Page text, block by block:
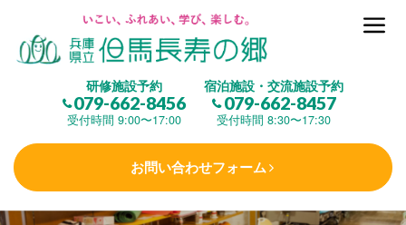
研修施設予約
079-662-8456
受付時間 9:00〜17:00
宿泊施設・交流施設予約
079-662-8457
受付時間 8:30〜17:30
お問い合わせフォーム
但馬長寿の郷とは
(研修施設)
楽しむ